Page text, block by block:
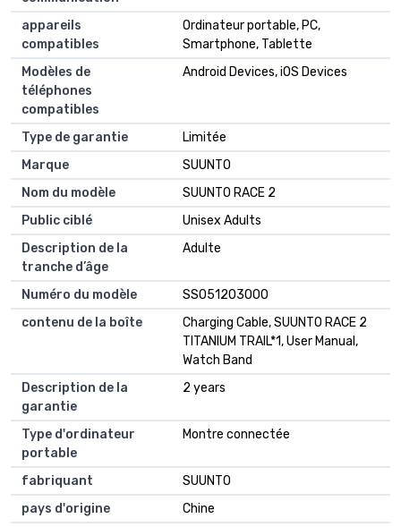
appareils
compatibles
Ordinateur portable, PC,
Smartphone, Tablette
Modèles de
téléphones
compatibles
Android Devices, iOS Devices
Type de garantie
Limitée
Marque
SUUNTO
Nom du modèle
SUUNTO RACE 2
Public ciblé
Unisex Adults
Description de la
tranche d’âge
Adulte
Numéro du modèle
SS051203000
contenu de la boîte
Charging Cable, SUUNTO RACE 2
TITANIUM TRAIL*1, User Manual,
Watch Band
Description de la
garantie
2 years
Type d'ordinateur
portable
Montre connectée
fabriquant
SUUNTO
pays d'origine
Chine